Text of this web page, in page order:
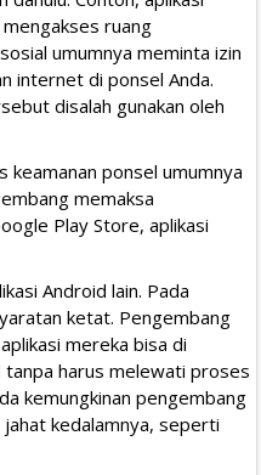
ruang
umumnya meminta izin
internet di ponsel Anda.
disalah gunakan oleh
keamanan ponsel umumnya
memaksa
Play Store, aplikasi
Android lain. Pada
ketat. Pengembang
mereka bisa di
harus melewati proses
kemungkinan pengembang
kedalamnya, seperti